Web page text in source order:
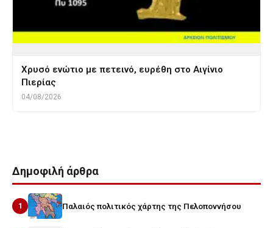
Χρυσό ενώτιο με πετεινό, ευρέθη στο Αιγίνιο
Πιερίας
04/08/2026
Δημοφιλή άρθρα
1 Παλαιός πολιτικός χάρτης της Πελοποννήσου